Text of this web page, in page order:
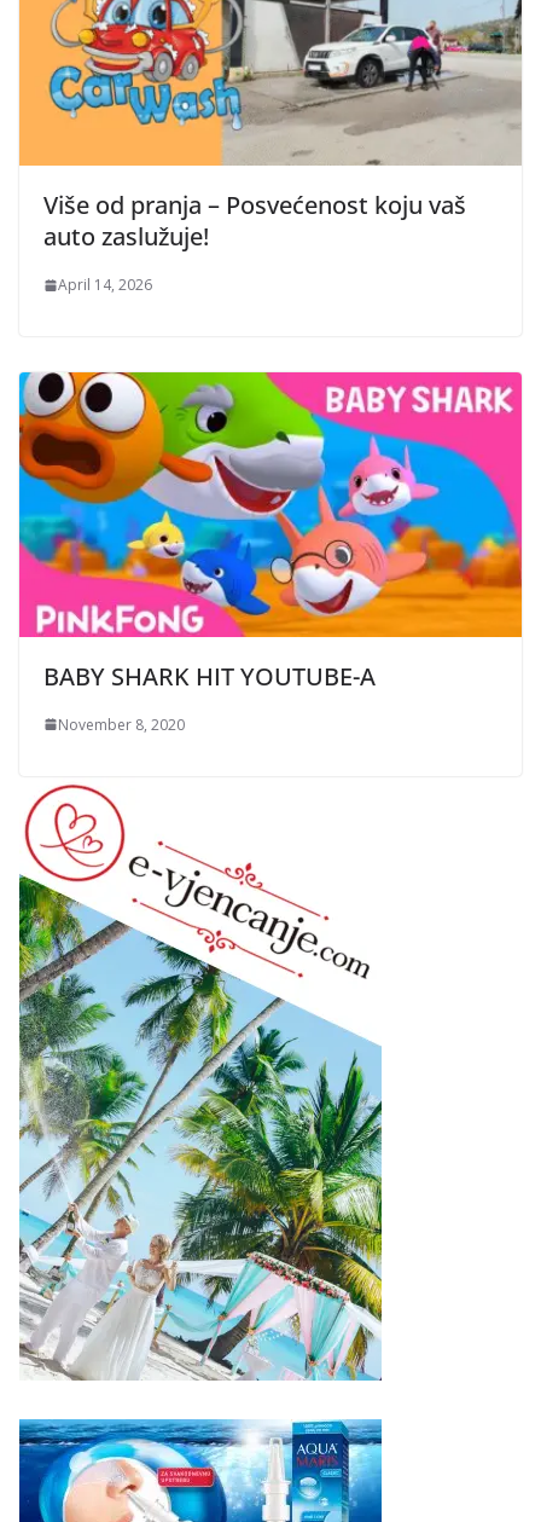
Više od pranja – Posvećenost koju vaš
auto zaslužuje!
April 14, 2026
BABY SHARK HIT YOUTUBE-A
November 8, 2020